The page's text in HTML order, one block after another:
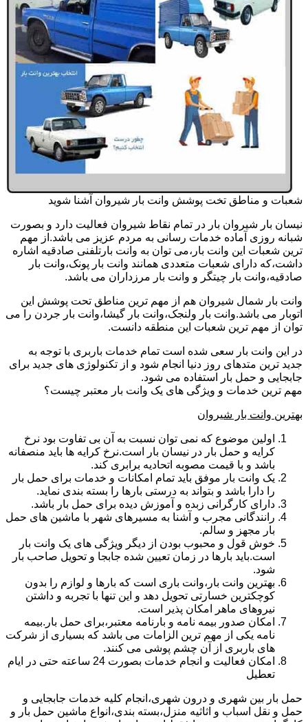
شعبات و مناطق تخت پوشش وانت بار شیروان آشنا شوید
نیسان بار شیروان بار در تمام نقاط شیروان فعالیت دارد و بصورت
شبانه روزی آماده خدمات رسانی به مردم عزیز می باشد.از مهم
ترین شعبات این وانت بار،می توان به وانت بارتلفنی صادقیه اشاره
داشت،که دارای شعبات متعددی همانند وانت بار پونک،وانت بار
صادقیه،وانت بار چیتگر و وانت بار مرزداران می باشد.
وانت بار شمال شیروان هم از مهم ترین مناطق تحت پوشش این
اتوبار می باشد.وانت بار ولنجک،وانت بار گیشا،وانت بار جردن را می
توان از مهم ترین شعبات این منطقه دانست.
در این وانت بار سعی شده است تمام خدمات باربری با توجه به
جدید ترین متدهای روز دنیا انجام شود و از تکنولوژی های جدید برای
جابجایی و حمل بار استفاده می شود.
مهم ترین خدمات و ویژگی های یک وانت بار معتبر چیست؟
بهترین وانت بار شیروان
اولین موضوع که نمی توان نسبت به آن بی تفاوت بود نرخ
کرایه و حمل بار در نیسان بار است.نرخ کرایه ها باید منصفانه
باشد و با قیمت مصوبه اتحادیه برابری کند.
یک وانت بار موفق باید تمام امکانات و خدمات برای حمل بار
را دارا باشد و بتواند به درستی بارها را بسته بندی نماید.
دارای کارگرانی زبده و آموزش دیده برای حمل بار باشد.
رانندگانی مجرب و آشنا به مسیرهای شهر با ماشین های حمل
بار مجهز و سالم.
خوش قول و محبوب بودن از دیگر ویژگی های یک وانت بار
است.باید بارها در زمان تعیین شده جابجا و تحویل صاحب بار
شود.
بهترین وانت بار،وانت باری است که بارها و لوازم را بدون
کوچکترین خسارتی تحویل دهد و این تنها با تجربه و داشتن
نیروهای ماهر امکان پذیر است.
امکان صدور بیمه نامه و بارنامه معتبر،برای حمل بار.بیمه
نامه یکی از مهم ترین الزامات می باشد که بسیاری از شرکت
های باربری از آن چشم پوشی می کنند.
امکان فعالیت و انجام خدمات بصورت 24 ساعته حتی در ایام
تعطیل
حمل بار بین شهری و درون شهری،انجام کلیه خدمات جابجایی و
حمل و نقل اسباب و اثاثیه منزل،بسته بندی،انواع ماشین حمل بار و